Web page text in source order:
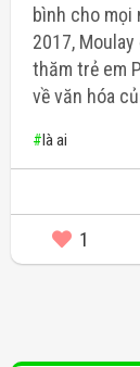
bình cho mọi
2017,
thăm trẻ em
về văn hóa
#là ai
1